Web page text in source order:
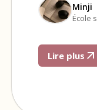
Minji
École
Lire plus